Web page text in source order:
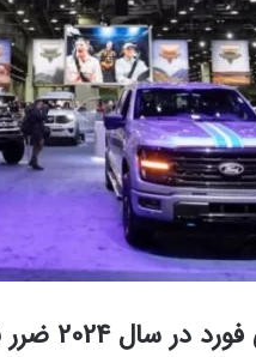
دلاری را تجربه کرده است